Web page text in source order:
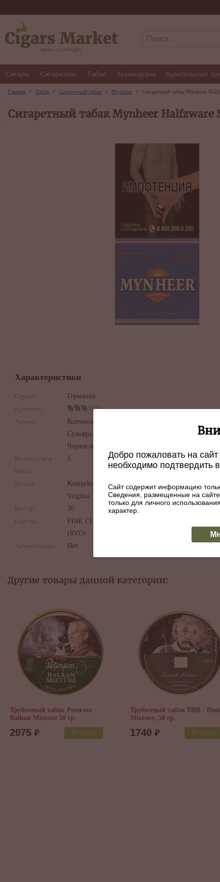
Сигары Сигариллы Табак Хьюмидоры Курительные
Главная Табак Сигаретный табак Mynheer Сигаретный табак Mynheer
Сигаретный табак Mynheer Halfzware
Характеристики
Страна:
Германия
Крепость:
Аромат:
Копченость,
Сухофрукты,
Чернослив
Количество в
блоке:
5
Мешка:
Kentucky,
Virginia
Вес, гр:
30
Нарезка:
FINE CUT
(RYO)
Ароматизация:
Нет
Другие товары данной категории:
Трубочный табак Peterson
Balkan Mixture 50 гр.
2075 ₽ КУПИТЬ
Трубочный табак BBB -
Mixture, 50 гр.
1740 ₽ КУПИТЬ
Добро пожаловать на
необходимо подтвердить
Сайт содержит информацию
Сведения, размещенные на
только для личного
характер.